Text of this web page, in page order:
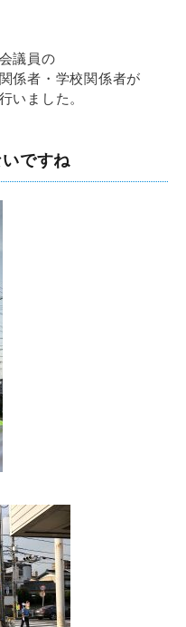
議員の
係者・学校関係者が
いました。
ですね